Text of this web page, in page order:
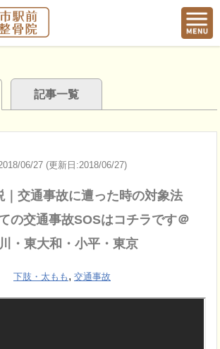
記事一覧
06/27 (更新日:2018/06/27)
｜交通事故に遭った時の対象法
の交通事故SOSはコチラです＠
・東大和・小平・東京
下肢・太もも , 交通事故